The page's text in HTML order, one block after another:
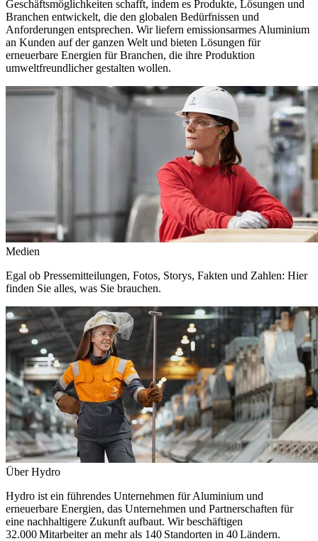
Geschäftsmöglichkeiten schafft, indem es Produkte, Lösungen und
Branchen entwickelt, die den globalen Bedürfnissen und
Anforderungen entsprechen. Wir liefern emissionsarmes Aluminium
an Kunden auf der ganzen Welt und bieten Lösungen für
erneuerbare Energien für Branchen, die ihre Produktion
umweltfreundlicher gestalten wollen.
Medien
Egal ob Pressemitteilungen, Fotos, Storys, Fakten und Zahlen: Hier
finden Sie alles, was Sie brauchen.
Über Hydro
Hydro ist ein führendes Unternehmen für Aluminium und
erneuerbare Energien, das Unternehmen und Partnerschaften für
eine nachhaltigere Zukunft aufbaut. Wir beschäftigen
32.000 Mitarbeiter an mehr als 140 Standorten in 40 Ländern.